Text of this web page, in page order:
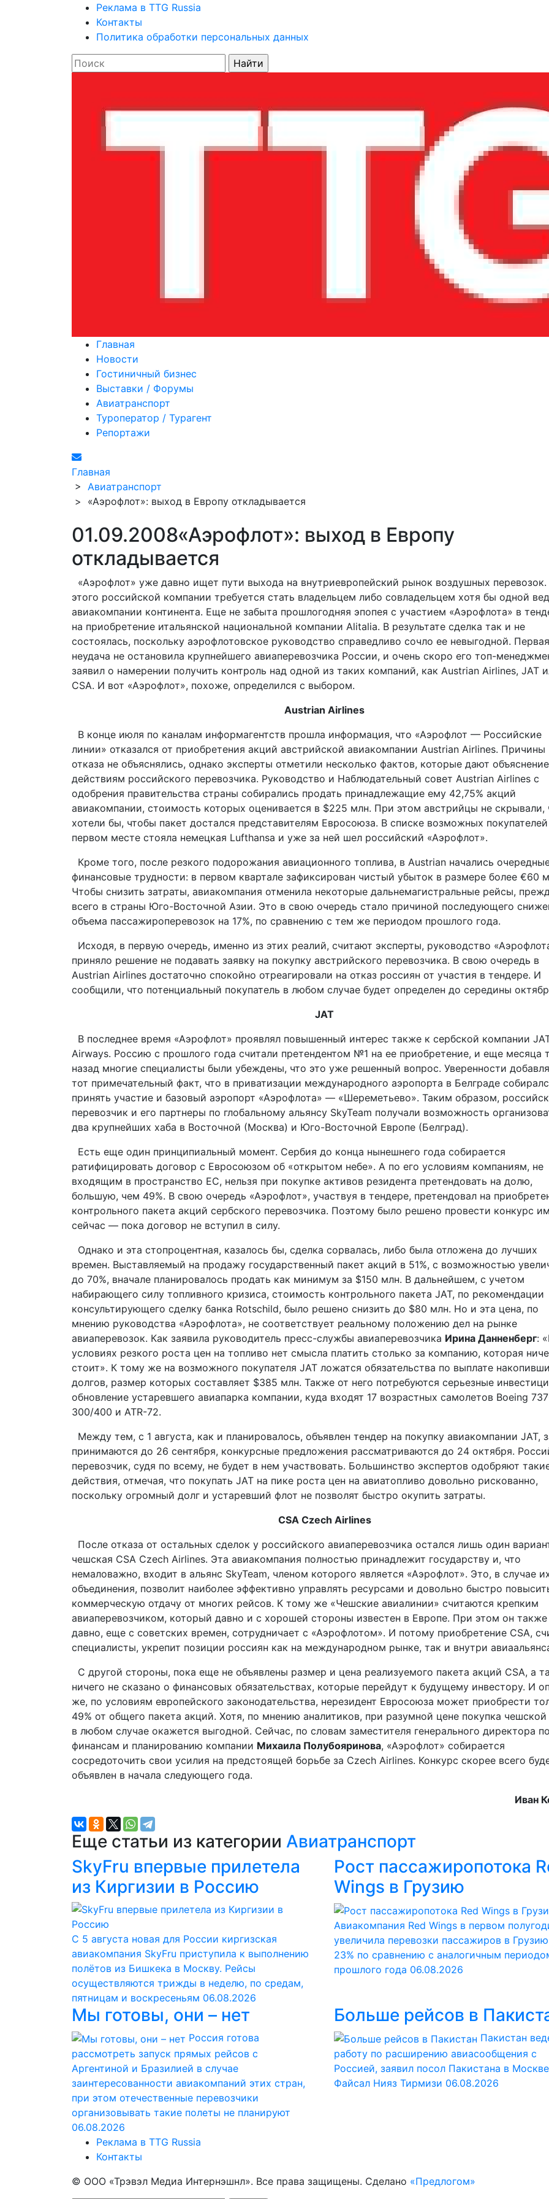
Реклама в TTG Russia
Контакты
Политика обработки персональных данных
Главная
Новости
Гостиничный бизнес
Выставки / Форумы
Авиатранспорт
Туроператор / Турагент
Репортажи
Главная
> Авиатранспорт
> «Аэрофлот»: выход в Европу откладывается
01.09.2008«Аэрофлот»: выход в Европу
откладывается
«Аэрофлот» уже давно ищет пути выхода на внутриевропейский рынок воздушных
этого российской компании требуется стать владельцем либо совладельцем хотя бы одной
авиакомпании континента. Еще не забыта прошлогодняя эпопея с участием «Аэрофлота» в
на приобретение итальянской национальной компании Alitalia. В результате сделка так и не
состоялась, поскольку аэрофлотовское руководство справедливо сочло ее невыгодной. Первая
неудача не остановила крупнейшего авиаперевозчика России, и очень скоро его топ-
заявил о намерении получить контроль над одной из таких компаний, как Austrian Airlines, JAT
CSA. И вот «Аэрофлот», похоже, определился с выбором.
Austrian Airlines
В конце июля по каналам информагентств прошла информация, что «Аэрофлот — Российские
линии» отказался от приобретения акций австрийской авиакомпании Austrian Airlines. Причины
отказа не объяснялись, однако эксперты отметили несколько фактов, которые дают объяснение
действиям российского перевозчика. Руководство и Наблюдательный совет Austrian Airlines с
одобрения правительства страны собирались продать принадлежащие ему 42,75% акций
авиакомпании, стоимость которых оценивается в $225 млн. При этом австрийцы не скрывали,
хотели бы, чтобы пакет достался представителям Евросоюза. В списке возможных покупателей
первом месте стояла немецкая Lufthansa и уже за ней шел российский «Аэрофлот».
Кроме того, после резкого подорожания авиационного топлива, в Austrian начались
финансовые трудности: в первом квартале зафиксирован чистый убыток в размере более €60
Чтобы снизить затраты, авиакомпания отменила некоторые дальнемагистральные рейсы,
всего в страны Юго-Восточной Азии. Это в свою очередь стало причиной последующего
объема пассажироперевозок на 17%, по сравнению с тем же периодом прошлого года.
Исходя, в первую очередь, именно из этих реалий, считают эксперты, руководство
приняло решение не подавать заявку на покупку австрийского перевозчика. В свою очередь в
Austrian Airlines достаточно спокойно отреагировали на отказ россиян от участия в тендере. И
сообщили, что потенциальный покупатель в любом случае будет определен до середины
JAT
В последнее время «Аэрофлот» проявлял повышенный интерес также к сербской компании
Airways. Россию с прошлого года считали претендентом №1 на ее приобретение, и еще месяца
назад многие специалисты были убеждены, что это уже решенный вопрос. Уверенности
тот примечательный факт, что в приватизации международного аэропорта в Белграде
принять участие и базовый аэропорт «Аэрофлота» — «Шереметьево». Таким образом,
перевозчик и его партнеры по глобальному альянсу SkyTeam получали возможность
два крупнейших хаба в Восточной (Москва) и Юго-Восточной Европе (Белград).
Есть еще один принципиальный момент. Сербия до конца нынешнего года собирается
ратифицировать договор с Евросоюзом об «открытом небе». А по его условиям компаниям, не
входящим в пространство ЕС, нельзя при покупке активов резидента претендовать на долю,
большую, чем 49%. В свою очередь «Аэрофлот», участвуя в тендере, претендовал на
контрольного пакета акций сербского перевозчика. Поэтому было решено провести конкурс
сейчас — пока договор не вступил в силу.
Однако и эта стопроцентная, казалось бы, сделка сорвалась, либо была отложена до лучших
времен. Выставляемый на продажу государственный пакет акций в 51%, с возможностью
до 70%, вначале планировалось продать как минимум за $150 млн. В дальнейшем, с учетом
набирающего силу топливного кризиса, стоимость контрольного пакета JAT, по рекомендации
консультирующего сделку банка Rotschild, было решено снизить до $80 млн. Но и эта цена, по
мнению руководства «Аэрофлота», не соответствует реальному положению дел на рынке
авиаперевозок. Как заявила руководитель пресс-службы авиаперевозчика Ирина Данненберг:
условиях резкого роста цен на топливо нет смысла платить столько за компанию, которая
стоит». К тому же на возможного покупателя JAT ложатся обязательства по выплате
долгов, размер которых составляет $385 млн. Также от него потребуются серьезные
обновление устаревшего авиапарка компании, куда входят 17 возрастных самолетов Boeing
300/400 и ATR-72.
Между тем, с 1 августа, как и планировалось, объявлен тендер на покупку авиакомпании JAT,
принимаются до 26 сентября, конкурсные предложения рассматриваются до 24 октября.
перевозчик, судя по всему, не будет в нем участвовать. Большинство экспертов одобряют
действия, отмечая, что покупать JAT на пике роста цен на авиатопливо довольно рискованно,
поскольку огромный долг и устаревший флот не позволят быстро окупить затраты.
CSA Czech Airlines
После отказа от остальных сделок у российского авиаперевозчика остался лишь один
чешская CSA Czech Airlines. Эта авиакомпания полностью принадлежит государству и, что
немаловажно, входит в альянс SkyTeam, членом которого является «Аэрофлот». Это, в случае
объединения, позволит наиболее эффективно управлять ресурсами и довольно быстро
коммерческую отдачу от многих рейсов. К тому же «Чешские авиалинии» считаются крепким
авиаперевозчиком, который давно и с хорошей стороны известен в Европе. При этом он также
давно, еще с советских времен, сотрудничает с «Аэрофлотом». И потому приобретение CSA,
специалисты, укрепит позиции россиян как на международном рынке, так и внутри
С другой стороны, пока еще не объявлены размер и цена реализуемого пакета акций CSA, а
ничего не сказано о финансовых обязательствах, которые перейдут к будущему инвестору. И
же, по условиям европейского законодательства, нерезидент Евросоюза может приобрести
49% от общего пакета акций. Хотя, по мнению аналитиков, при разумной цене покупка чешской
в любом случае окажется выгодной. Сейчас, по словам заместителя генерального директора по
финансам и планированию компании Михаила Полубояринова, «Аэрофлот» собирается
сосредоточить свои усилия на предстоящей борьбе за Czech Airlines. Конкурс скорее всего
объявлен в начала следующего года.
Иван
Еще статьи из категории Авиатранспорт
SkyFru впервые прилетела
из Киргизии в Россию
С 5 августа новая для России киргизская
авиакомпания SkyFru приступила к выполнению
полётов из Бишкека в Москву. Рейсы
осуществляются трижды в неделю, по средам,
пятницам и воскресеньям 06.08.2026
Рост пассажиропотока
Wings в Грузию
Авиакомпания Red Wings в первом
увеличила перевозки пассажиров в
23% по сравнению с аналогичным
прошлого года 06.08.2026
Мы готовы, они – нет
Россия готова
рассмотреть запуск прямых рейсов с
Аргентиной и Бразилией в случае
заинтересованности авиакомпаний этих стран,
при этом отечественные перевозчики
организовывать такие полеты не планируют
06.08.2026
Больше рейсов в
Пакистан
работу по расширению авиасообщения с
Россией, заявил посол Пакистана в Москве
Файсал Нияз Тирмизи 06.08.2026
Реклама в TTG Russia
Контакты
© ООО «Трэвэл Медиа Интернэшнл». Все права защищены. Сделано «Предлогом»